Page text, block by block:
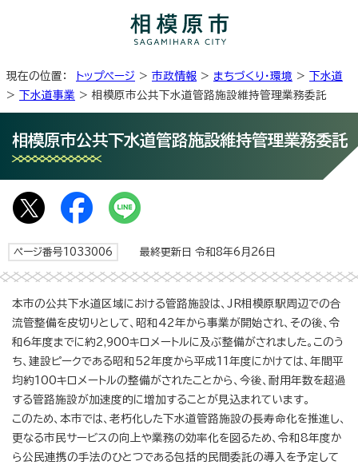
現在の位置： トップページ > 市政情報 > まちづくり・環境 > 下水道
> 下水道事業 > 相模原市公共下水道管路施設維持管理業務委託
相模原市公共下水道管路施設維持管理業務委託
ページ番号1033006 最終更新日 令和8年6月26日
本市の公共下水道区域における管路施設は、JR相模原駅周辺での合
流管整備を皮切りとして、昭和42年から事業が開始され、その後、令
和6年度までに約2,900キロメートルに及ぶ整備がされました。このう
ち、建設ピークである昭和52年度から平成11年度にかけては、年間平
均約100キロメートルの整備がされたことから、今後、耐用年数を超過
する管路施設が加速度的に増加することが見込まれています。
このため、本市では、老朽化した下水道管路施設の長寿命化を推進し、
更なる市民サービスの向上や業務の効率化を図るため、令和8年度か
ら公民連携の手法のひとつである包括的民間委託の導入を予定して